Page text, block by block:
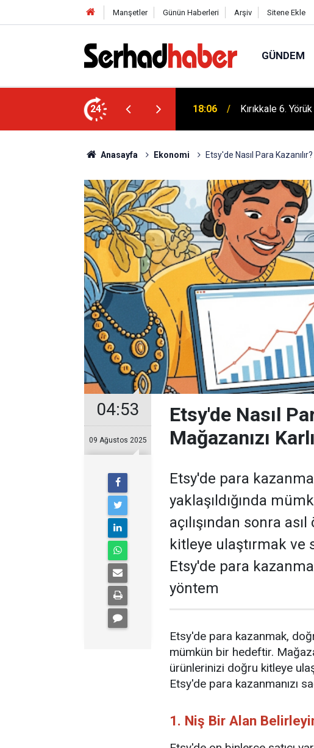
Manşetler Günün Haberleri Arşiv Sitene Ekle
GÜNDEM
24
Ayhan Bayram’dan Davut Tatar’a Ziyaret 18:06 Kırıkkale 6.
Anasayfa Ekonomi Etsy'de Nasıl Para
04:53
09 Ağustos 2025
Etsy'de Nasıl
Mağazanızı
Etsy'de para
yaklaşıldığında
açılışından sonra
kitleye ulaştırmak ve
Etsy'de para
yöntem
Etsy'de para kazanmak,
mümkün bir hedeftir.
ürünlerinizi doğru kitleye
Etsy'de para kazanmanızı
1. Niş Bir Alan